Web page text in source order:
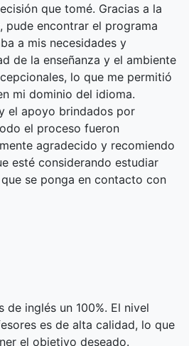
que tomé. Gracias a la
pude encontrar el programa
a mis necesidades y
de la enseñanza y el ambiente
lo que me permitió
mi dominio del idioma.
el apoyo brindados por
el proceso fueron
agradecido y recomiendo
esté considerando estudiar
se ponga en contacto con
de inglés un 100%. El nivel
es de alta calidad, lo que
el objetivo deseado.